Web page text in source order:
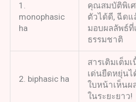
1.
monophasic
ha
คุณสมบัติพิเศ
ตัวได้ดี, ฉีดแ
มอบผลลัพธ์ที่
ธรรมชาติ
2. biphasic ha
สารเติมเต็ม
เด่นยืดหยุ่นไ
ใบหน้าเห็นผ
ในระยะยาว!